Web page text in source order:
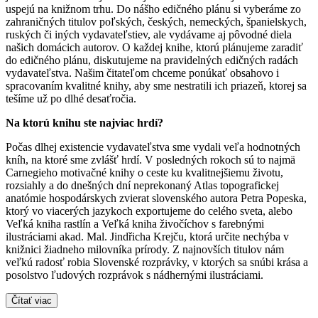
uspejú na knižnom trhu. Do nášho edičného plánu si vyberáme zo
zahraničných titulov poľských, českých, nemeckých, španielskych,
ruských či iných vydavateľstiev, ale vydávame aj pôvodné diela
našich domácich autorov. O každej knihe, ktorú plánujeme zaradiť
do edičného plánu, diskutujeme na pravidelných edičných radách
vydavateľstva. Našim čitateľom chceme ponúkať obsahovo i
spracovaním kvalitné knihy, aby sme nestratili ich priazeň, ktorej sa
tešíme už po dlhé desaťročia.
Na ktorú knihu ste najviac hrdí?
Počas dlhej existencie vydavateľstva sme vydali veľa hodnotných
kníh, na ktoré sme zvlášť hrdí. V posledných rokoch sú to najmä
Carnegieho motivačné knihy o ceste ku kvalitnejšiemu životu,
rozsiahly a do dnešných dní neprekonaný Atlas topografickej
anatómie hospodárskych zvierat slovenského autora Petra Popeska,
ktorý vo viacerých jazykoch exportujeme do celého sveta, alebo
Veľká kniha rastlín a Veľká kniha živočíchov s farebnými
ilustráciami akad. Mal. Jindřicha Krejču, ktorá určite nechýba v
knižnici žiadneho milovníka prírody. Z najnovších titulov nám
veľkú radosť robia Slovenské rozprávky, v ktorých sa snúbi krása a
posolstvo ľudových rozprávok s nádhernými ilustráciami.
Čítať viac